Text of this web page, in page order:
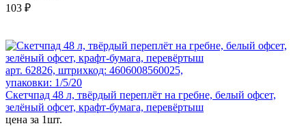
103 ₽
арт. 62826, штрихкод: 4606008560025,
упаковки: 1/5/20
Скетчпад 48 л, твёрдый переплёт на гребне, белый офсет,
зелёный офсет, крафт-бумага, перевёртыш
цена за 1шт.